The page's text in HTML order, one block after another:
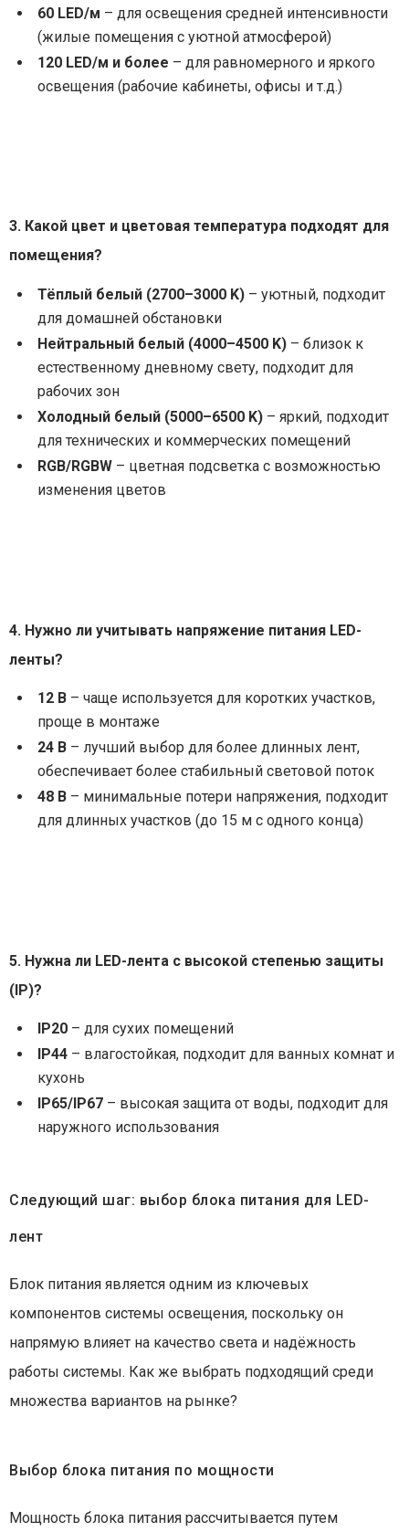
60 LED/м – для освещения средней интенсивности
(жилые помещения с уютной атмосферой)
120 LED/м и более – для равномерного и яркого
освещения (рабочие кабинеты, офисы и т.д.)
3. Какой цвет и цветовая температура подходят для
помещения?
Тёплый белый (2700–3000 K) – уютный, подходит
для домашней обстановки
Нейтральный белый (4000–4500 K) – близок к
естественному дневному свету, подходит для
рабочих зон
Холодный белый (5000–6500 K) – яркий, подходит
для технических и коммерческих помещений
RGB/RGBW – цветная подсветка с возможностью
изменения цветов
4. Нужно ли учитывать напряжение питания LED-
ленты?
12 В – чаще используется для коротких участков,
проще в монтаже
24 В – лучший выбор для более длинных лент,
обеспечивает более стабильный световой поток
48 В – минимальные потери напряжения, подходит
для длинных участков (до 15 м с одного конца)
5. Нужна ли LED-лента с высокой степенью защиты
(IP)?
IP20 – для сухих помещений
IP44 – влагостойкая, подходит для ванных комнат и
кухонь
IP65/IP67 – высокая защита от воды, подходит для
наружного использования
Следующий шаг: выбор блока питания для LED-
лент
Блок питания является одним из ключевых
компонентов системы освещения, поскольку он
напрямую влияет на качество света и надёжность
работы системы. Как же выбрать подходящий среди
множества вариантов на рынке?
Выбор блока питания по мощности
Мощность блока питания рассчитывается путем